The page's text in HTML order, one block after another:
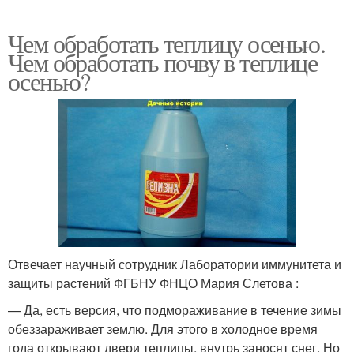
Чем обработать теплицу осенью.
Чем обработать почву в теплице
осенью?
Отвечает научный сотрудник Лаборатории иммунитета и
защиты растений ФГБНУ ФНЦО Мария Слетова :
— Да, есть версия, что подмораживание в течение зимы
обеззараживает землю. Для этого в холодное время
года открывают двери теплицы, внутрь заносят снег. Но